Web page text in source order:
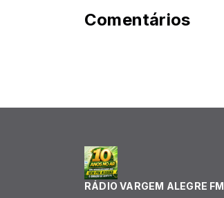
Comentários
RÁDIO VARGEM ALEGRE FM